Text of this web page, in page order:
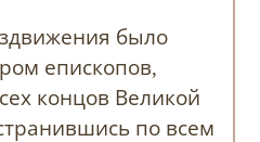
было
епископов,
концов Великой
по всем